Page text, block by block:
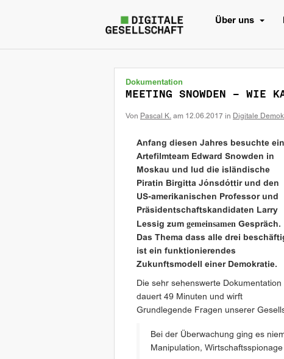
Über uns
Dokumentation
MEETING SNOWDEN – WIE
Von Pascal K. am 12.06.2017 in Digitale
Anfang diesen Jahres besuchte ein
Artefilmteam Edward Snowden in
Moskau und lud die isländische
Piratin Birgitta Jónsdóttir und den
US-amerikanischen Professor und
Präsidentschaftskandidaten Larry
Lessig zum gemeinsamen Gespräch.
Das Thema dass alle drei
ist ein funktionierendes
Zukunftsmodell einer Demokratie.
Die sehr sehenswerte Dokumentation
dauert 49 Minuten und wirft
Grundlegende Fragen unserer
Bei der Überwachung ging es
Manipulation,